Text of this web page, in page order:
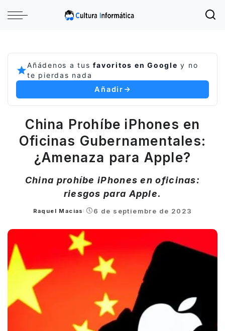
Añádenos a tusfavoritos en Google y no
te pierdas nada
Añadir
China Prohíbe iPhones en
Oficinas Gubernamentales:
¿Amenaza para Apple?
China prohíbe iPhones en oficinas:
riesgos para Apple.
Posted
Raquel Macias 6 de septiembre de 2023